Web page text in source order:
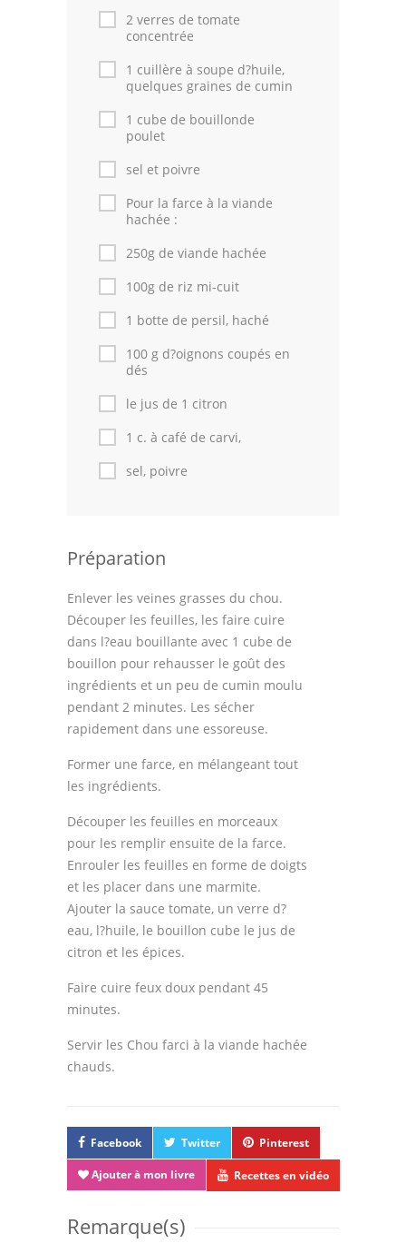
Recettes marocaine
Cuisine Tunisienne
Cuisine Juive
Cuisine Libanaise
Articles
Actualités
Astuces de cuisine
Leçons de cuisine
Fêtes Religieuses
Chefs
Forum
Thèmes
2 verres de tomate
concentrée
1 cuillère à soupe d?huile,
quelques graines de cumin
1 cube de bouillonde
poulet
sel et poivre
Pour la farce à la viande
hachée :
250g de viande hachée
100g de riz mi-cuit
1 botte de persil, haché
100 g d?oignons coupés en
dés
le jus de 1 citron
1 c. à café de carvi,
sel, poivre
Préparation
Enlever les veines grasses du chou.
Découper les feuilles, les faire cuire
dans l?eau bouillante avec 1 cube de
bouillon pour rehausser le goût des
ingrédients et un peu de cumin moulu
pendant 2 minutes. Les sécher
rapidement dans une essoreuse.
Former une farce, en mélangeant tout
les ingrédients.
Découper les feuilles en morceaux
pour les remplir ensuite de la farce.
Enrouler les feuilles en forme de doigts
et les placer dans une marmite.
Ajouter la sauce tomate, un verre d?
eau, l?huile, le bouillon cube le jus de
citron et les épices.
Faire cuire feux doux pendant 45
minutes.
Servir les Chou farci à la viande hachée
chauds.
Facebook Twitter Pinterest
Ajouter à mon livre Recettes en vidéo
Remarque(s)